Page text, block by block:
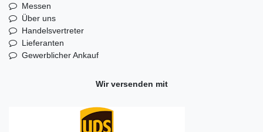
Messen
Über uns
Handelsvertreter
Lieferanten
Gewerblicher Ankauf
Wir versenden mit